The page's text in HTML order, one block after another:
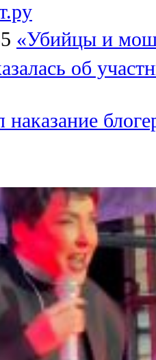
«Убийцы и
об
наказание